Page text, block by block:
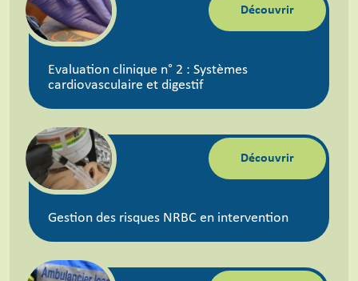
Evaluation clinique n° 2 : Systèmes
cardiovasculaire et digestif
Découvrir
Gestion des risques NRBC en intervention
Découvrir